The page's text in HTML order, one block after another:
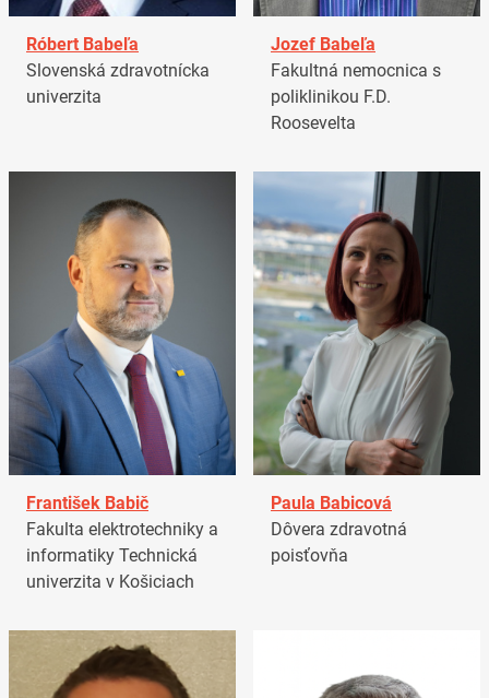
Róbert Babeľa
Slovenská zdravotnícka
univerzita
Jozef Babeľa
Fakultná nemocnica s
poliklinikou F.D.
Roosevelta
František Babič
Fakulta elektrotechniky a
informatiky Technická
univerzita v Košiciach
Paula Babicová
Dôvera zdravotná
poisťovňa